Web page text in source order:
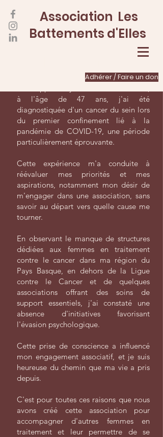
Adhérer / Faire un don
Association Les
Battements d'Elles
à l'âge de 47 ans, j'ai été
diagnostiquée d'un cancer du sein lors
du premier confinement lié à la
pandémie de COVID-19, une période
particulièrement éprouvante.
Cette expérience m'a conduite à
réévaluer mes priorités et mes
aspirations, notamment mon désir de
m'engager dans une association, sans
savoir au départ vers quelle cause me
tourner.
En observant le manque de structures
dédiées aux femmes en traitement
contre le cancer dans ma région du
Pays Basque, en dehors de la Ligue
contre le Cancer et de quelques
associations offrant des soins de
support essentiels, j'ai constaté une
absence d'initiatives favorisant
l'évasion psychologique.
Cette prise de conscience a influencé
mon engagement associatif, et je suis
heureuse du chemin que ma vie a pris
depuis.
C'est pour toutes ces raisons que nous
avons créé cette association pour
accompagner d'autres femmes en
traitement et leur permettre de se